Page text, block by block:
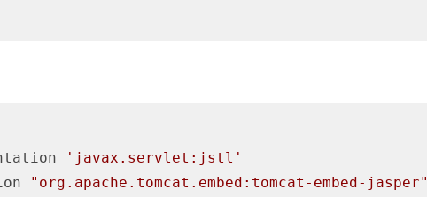
'javax.servlet:jstl'
"org.apache.tomcat.embed:tomcat-embed-jasper"